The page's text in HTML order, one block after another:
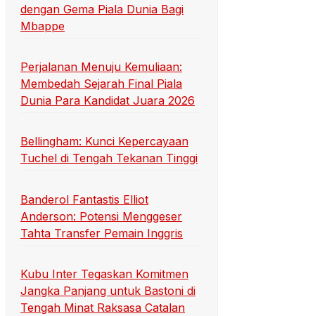
dengan Gema Piala Dunia Bagi
Mbappe
Perjalanan Menuju Kemuliaan:
Membedah Sejarah Final Piala
Dunia Para Kandidat Juara 2026
Bellingham: Kunci Kepercayaan
Tuchel di Tengah Tekanan Tinggi
Banderol Fantastis Elliot
Anderson: Potensi Menggeser
Tahta Transfer Pemain Inggris
Kubu Inter Tegaskan Komitmen
Jangka Panjang untuk Bastoni di
Tengah Minat Raksasa Catalan